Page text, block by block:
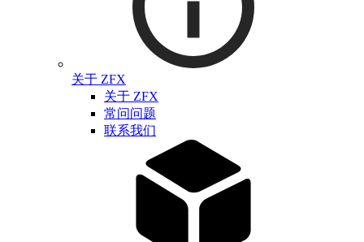
关于 ZFX
关于 ZFX
常问问题
联系我们